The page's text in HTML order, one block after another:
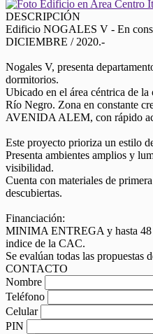
DESCRIPCIÓN
Edificio NOGALES V - En
DICIEMBRE / 2020.-
Nogales V, presenta
dormitorios.
Ubicado en el área céntrica de
Río Negro. Zona en constante
AVENIDA ALEM, con rápido
Este proyecto prioriza un estilo
Presenta ambientes amplios y
visibilidad.
Cuenta con materiales de
descubiertas.
Financiación:
MINIMA ENTREGA y hasta 48
indice de la CAC.
Se evalúan todas las propuestas
CONTACTO
Nombre
Teléfono
Celular
PIN